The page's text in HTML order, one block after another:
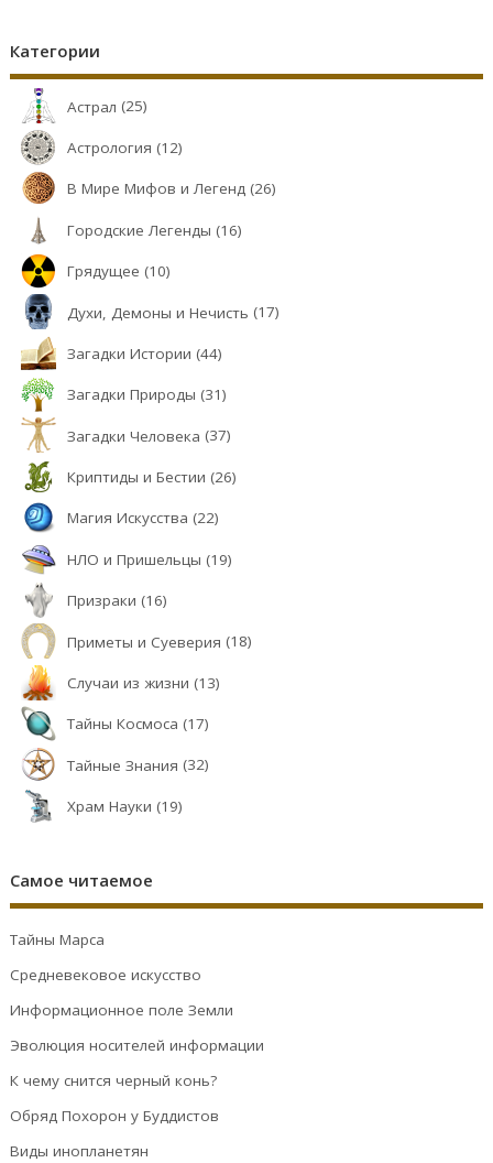
Категории
Астрал (25)
Астрология (12)
В Мире Мифов и Легенд(26)
Городские Легенды (16)
Грядущее (10)
Духи, Демоны и Нечисть (17)
Загадки Истории (44)
Загадки Природы (31)
Загадки Человека (37)
Криптиды и Бестии (26)
Магия Искусства (22)
НЛО и Пришельцы (19)
Призраки (16)
Приметы и Суеверия (18)
Случаи из жизни (13)
Тайны Космоса (17)
Тайные Знания (32)
Храм Науки (19)
Самое читаемое
Тайны Марса
Средневековое искусство
Информационное поле Земли
Эволюция носителей информации
К чему снится черный конь?
Обряд Похорон у Буддистов
Виды инопланетян